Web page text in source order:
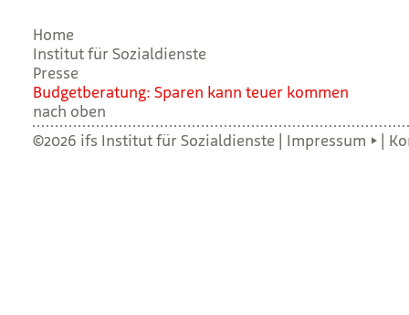
Home
Institut für Sozialdienste
Presse
Bud­get­be­ra­tung: Spa­ren kann teuer kom­men
nach oben
©2026 ifs Institut für Sozialdienste | Impressum